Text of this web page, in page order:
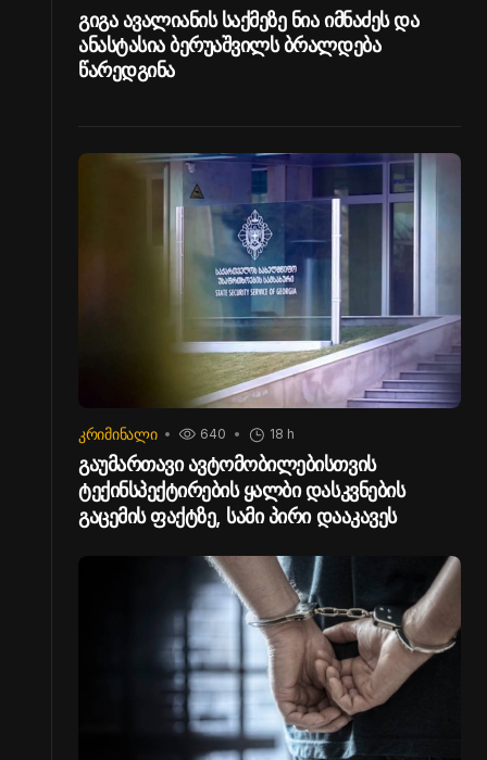
გიგა ავალიანის საქმეზე ნია იმნაძეს და
ანასტასია ბერუაშვილს ბრალდება
წარედგინა
ᲙᲠᲘᲛᲘᲜᲐᲚᲘ 640 18 h
გაუმართავი ავტომობილებისთვის
ტექინსპექტირების ყალბი დასკვნების
გაცემის ფაქტზე, სამი პირი დააკავეს